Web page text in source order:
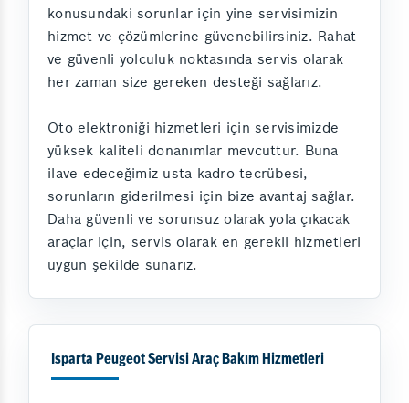
konusundaki sorunlar için yine servisimizin
hizmet ve çözümlerine güvenebilirsiniz. Rahat
ve güvenli yolculuk noktasında servis olarak
her zaman size gereken desteği sağlarız.
Oto elektroniği hizmetleri için servisimizde
yüksek kaliteli donanımlar mevcuttur. Buna
ilave edeceğimiz usta kadro tecrübesi,
sorunların giderilmesi için bize avantaj sağlar.
Daha güvenli ve sorunsuz olarak yola çıkacak
araçlar için, servis olarak en gerekli hizmetleri
uygun şekilde sunarız.
Isparta Peugeot Servisi Araç Bakım Hizmetleri